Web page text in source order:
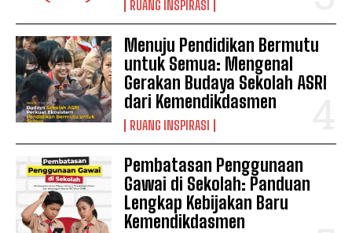
RUANG INSPIRASI
Menuju Pendidikan Bermutu
untuk Semua: Mengenal
Gerakan Budaya Sekolah ASRI
dari Kemendikdasmen
RUANG INSPIRASI
Pembatasan Penggunaan
Gawai di Sekolah: Panduan
Lengkap Kebijakan Baru
Kemendikdasmen